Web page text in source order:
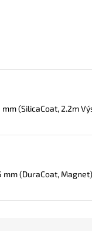
(SilicaCoat, 2.2m
mm (DuraCoat, Magnet)